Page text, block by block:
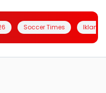
Soccer Times Iklanin